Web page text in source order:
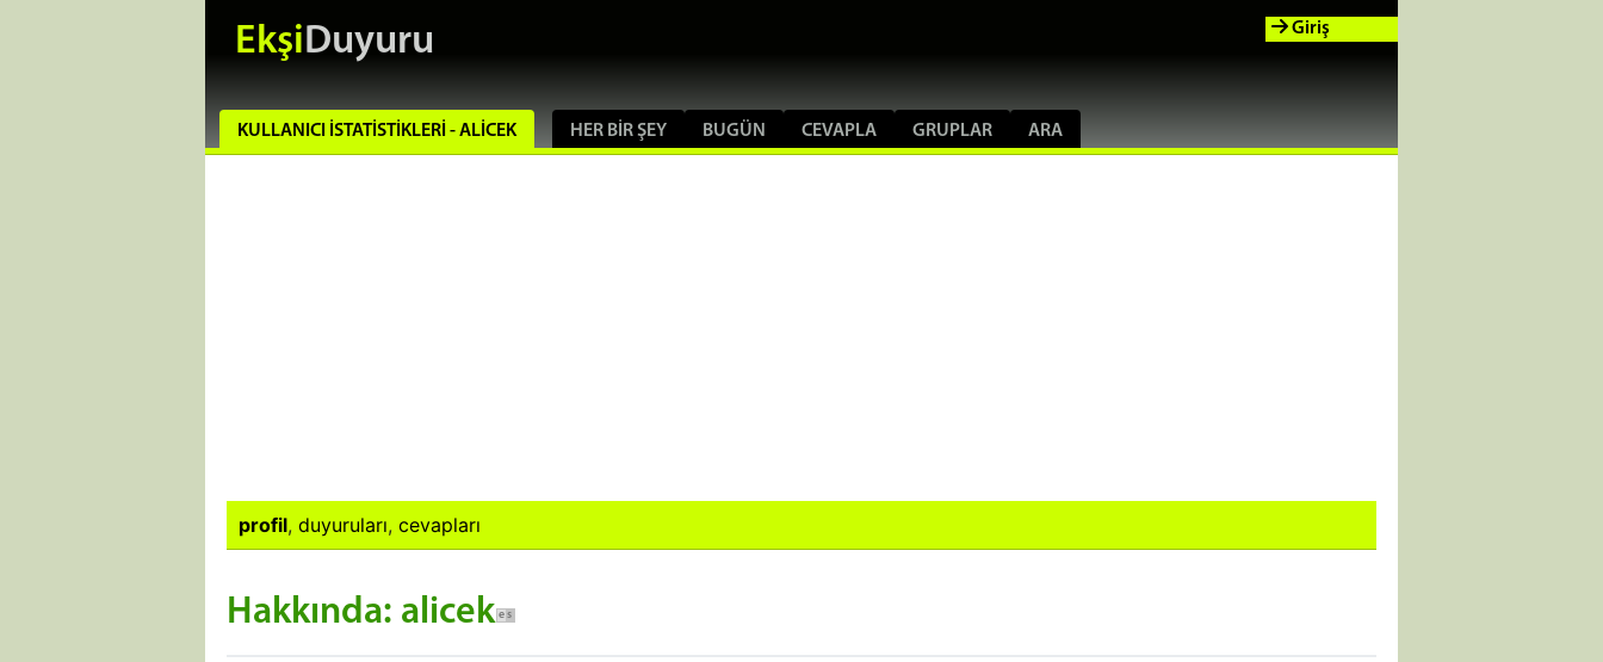
EkşiDuyuru
KULLANICI İSTATISTIKLERI - ALICEK HER BIR ŞEY BUGÜN CEVAPLA GRUPLAR ARA
Giriş
profil, duyuruları, cevapları
Hakkında: alicek